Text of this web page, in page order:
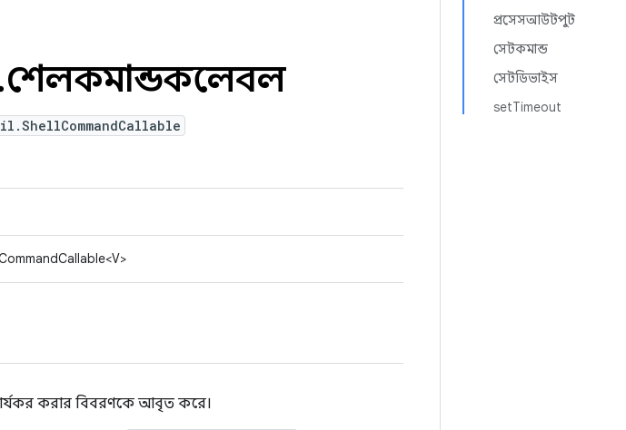
প্রসেসআউটপুট
সেটকমান্ড
সেটডিভাইস
setTimeout
শেলকমান্ডকলেবল
করার বিবরণকে আবৃত করে।